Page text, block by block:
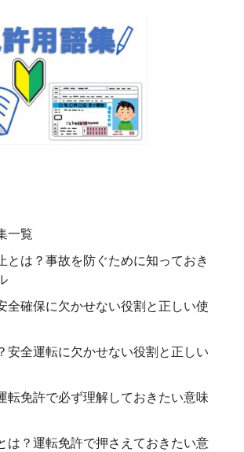
一覧
とは？事故を防ぐために知っておき
全確保に欠かせない役割と正しい使
安全運転に欠かせない役割と正しい
転免許で必ず理解しておきたい意味
は？運転免許で押さえておきたい意